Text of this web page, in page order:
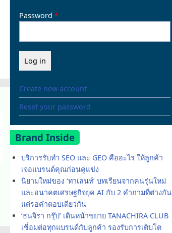
Password
Create new account
Reset your password
Brand Inside
บริการรับทำ SEO และ GEO คืออะไร ให้ลูกค้า
เจอแบรนด์คุณก่อนคู่แข่ง
นิยามใหม่ของ ‘ทาเลนท์’ บทเรียนจากคนรุ่นใหม่
และอนาคตเศรษฐกิจยุค AI กับ 2 คำถามที่ต่างกัน
แต่รอคำตอบเดียวกัน
‘ธนจิรา กรุ๊ป’ เดินหน้าขยาย TANACHIRA CLUB
เชื่อมต่อทุกแบรนด์กับลูกค้า รองรับการเติบโต